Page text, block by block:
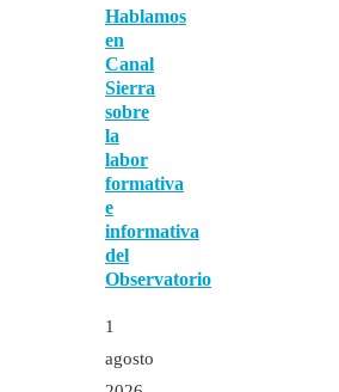
Hablamos
en
Canal
Sierra
sobre
la
labor
formativa
e
informativa
del
Observatorio
1
agosto